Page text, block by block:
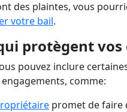
des plaintes, vous
votre bail.
protègent
pouvez inclure
comme:
promet de faire